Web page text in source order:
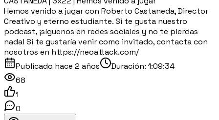
Hemos venido a jugar con Roberto Castaneda, Director
Creativo y eterno estudiante. Si te gusta nuestro
podcast, ¡síguenos en redes sociales y no te pierdas
nada! Si te gustaría venir como invitado, contacta con
nosotros en https://neoattack.com/
Publicado hace 2 años Duración: 1:09:34
68
1
0